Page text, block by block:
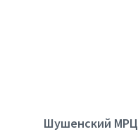
Шушенский МРЦ